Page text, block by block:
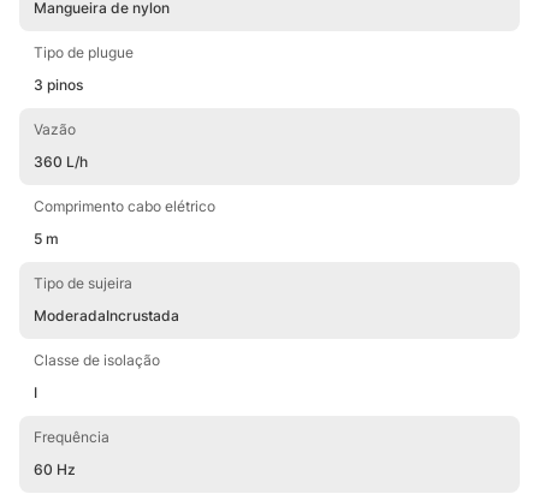
Mangueira de nylon
Tipo de plugue
3 pinos
Vazão
360 L/h
Comprimento cabo elétrico
5 m
Tipo de sujeira
ModeradaIncrustada
Classe de isolação
I
Frequência
60 Hz